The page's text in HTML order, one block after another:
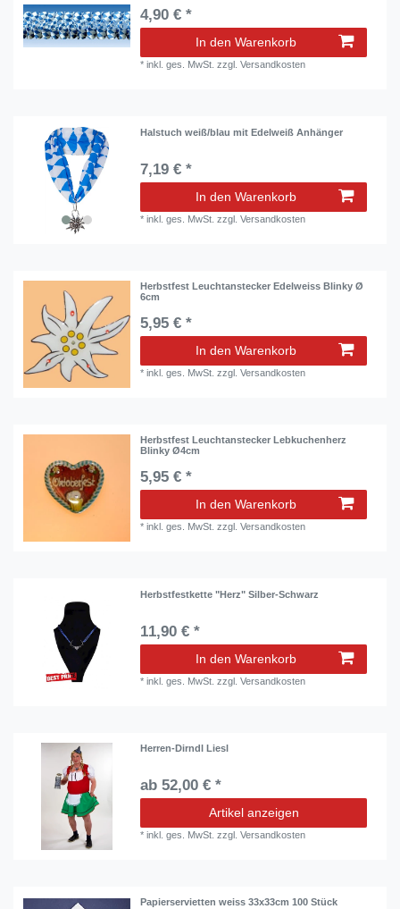
4,90 € *
In den Warenkorb
*inkl. ges. MwSt. zzgl.Versandkosten
Halstuch weiß/blau mit Edelweiß Anhänger
7,19 € *
In den Warenkorb
*inkl. ges. MwSt. zzgl.Versandkosten
Herbstfest Leuchtanstecker Edelweiss Blinky Ø
6cm
5,95 € *
In den Warenkorb
*inkl. ges. MwSt. zzgl.Versandkosten
Herbstfest Leuchtanstecker Lebkuchenherz
Blinky Ø4cm
5,95 € *
In den Warenkorb
*inkl. ges. MwSt. zzgl.Versandkosten
Herbstfestkette "Herz" Silber-Schwarz
11,90 € *
In den Warenkorb
*inkl. ges. MwSt. zzgl.Versandkosten
Herren-Dirndl Liesl
ab 52,00 € *
Artikel anzeigen
*inkl. ges. MwSt. zzgl.Versandkosten
Papierservietten weiss 33x33cm 100 Stück